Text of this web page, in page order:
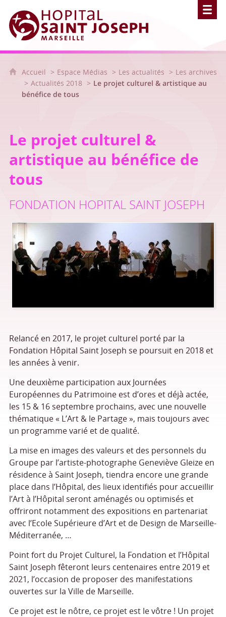
Hôpital Saint Joseph - Marseille
Accueil Espace Médias Les actualités
Les archives
Actualités 2018
Le projet culturel & artistique au
bénéfice de tous
Le projet culturel &
artistique au bénéfice de
tous
FONDATION HOPITAL SAINT JOSEPH
Relancé en 2017, le projet culturel porté par la
Fondation Hôpital Saint Joseph se poursuit en 2018 et
les années à venir.
Une deuxième participation aux Journées
Européennes du Patrimoine est d’ores et déjà actée,
les 15 & 16 septembre prochains, avec une nouvelle
thématique « L’Art & le Partage », mais toujours avec
un programme varié et de qualité.
La mise en images des valeurs et des personnels du
Groupe par l’artiste-photographe Geneviève Gleize en
résidence à Saint Joseph, tiendra encore une grande
place dans l’Hôpital, des lieux identifiés pour accueillir
l’Art à l’Hôpital seront aménagés ou optimisés et
offriront notamment des expositions en partenariat
avec l’Ecole Supérieure d’Art et de Design de Marseille-
Méditerranée, …
Point fort du Projet Culturel, la Fondation et l’Hôpital
Saint Joseph fêteront leurs centenaires entre 2019 et
2021, l’occasion de proposer des manifestations
ouvertes sur la Ville de Marseille.
Ce projet est le nôtre, ce projet est le vôtre ! Un projet